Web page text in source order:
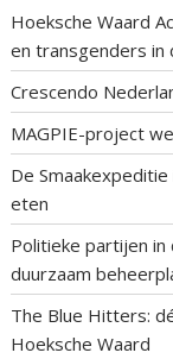
Hoeksche Waard
en transgenders in
Crescendo
MAGPIE-project
De
eten
Politieke partijen
duurzaam
The Blue Hitters:
Hoeksche Waard